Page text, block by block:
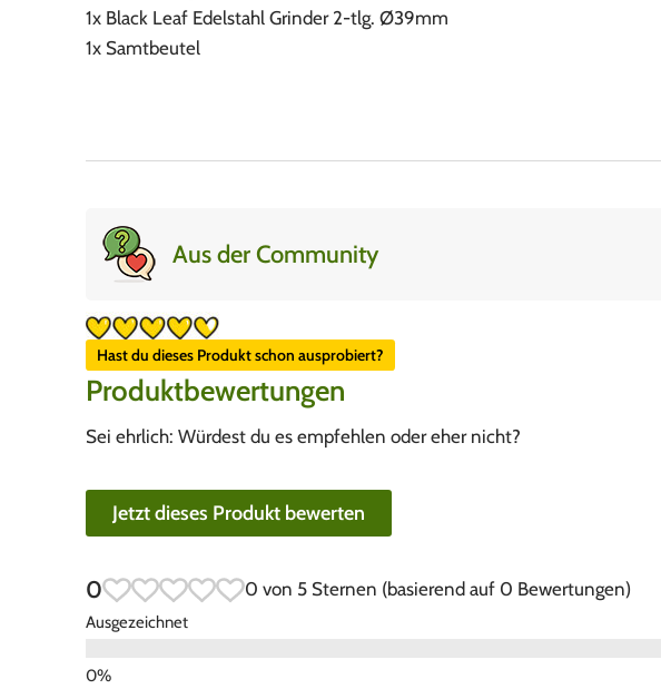
1x Black Leaf Edelstahl Grinder 2-tlg. Ø39mm
1x Samtbeutel
Aus der Community
Hast du dieses Produkt schon ausprobiert?
Produktbewertungen
Sei ehrlich: Würdest du es empfehlen oder eher nicht?
Jetzt dieses Produkt bewerten
0 0 von 5 Sternen (basierend auf 0 Bewertungen)
Ausgezeichnet